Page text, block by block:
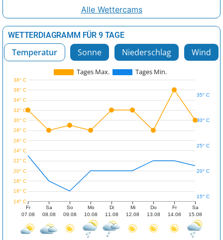
Alle Wettercams
WETTERDIAGRAMM FÜR 9 TAGE
Temperatur Sonne Niederschlag Wind
Tages Max. Tages Min.
Fr
07.08
Sa
08.08
So
09.08
Mo
10.08
Di
11.08
Mi
12.08
Do
13.08
Fr
14.08
Sa
15.08
14° C
16° C
18° C
20° C
22° C
24° C
26° C
28° C
30° C
32° C
34° C
36° C
38° C
15° C
20° C
25° C
30° C
35° C